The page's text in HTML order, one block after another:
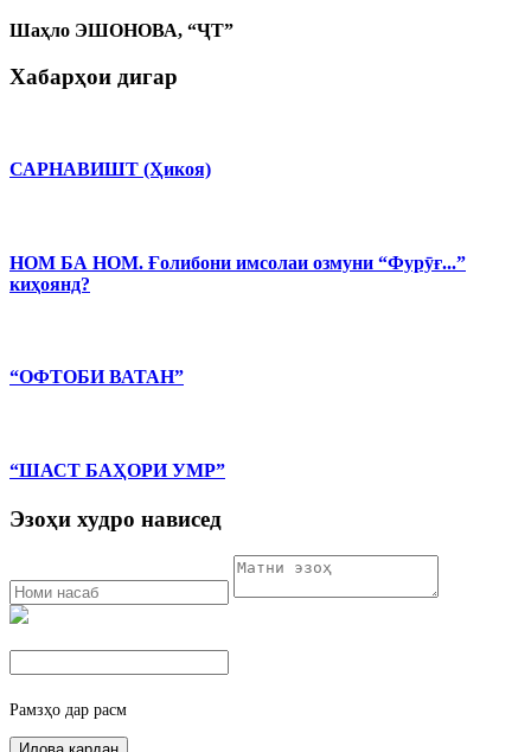
Шаҳло ЭШОНОВА, “ҶТ”
Хабарҳои дигар
САРНАВИШТ (Ҳикоя)
НОМ БА НОМ. Ғолибони имсолаи озмуни “Фурӯғ...”
киҳоянд?
“ОФТОБИ ВАТАН”
“ШАСТ БАҲОРИ УМР”
Эзоҳи худро нависед
Рамзҳо дар расм